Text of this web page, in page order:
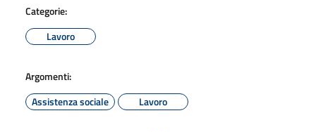
Categorie:
Lavoro
Argomenti:
Assistenza sociale
Lavoro